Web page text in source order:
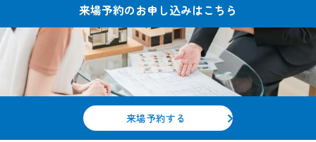
来場予約のお申し込みはこちら
来場予約する